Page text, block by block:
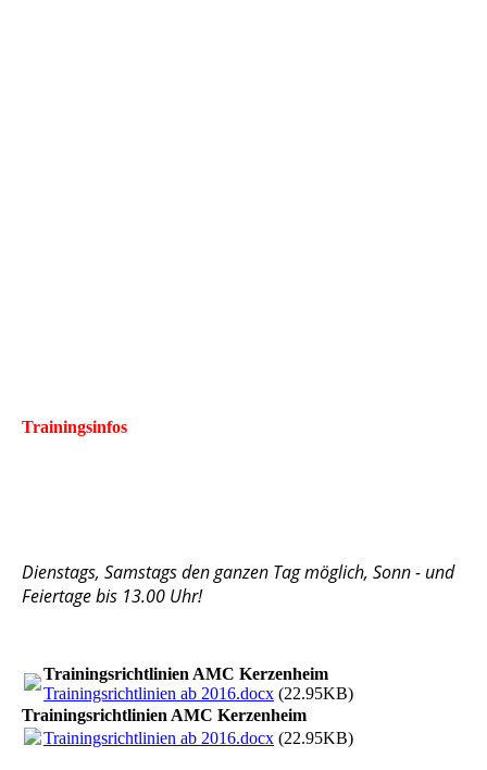
Trainingsinfos
Dienstags, Samstags den ganzen Tag möglich, Sonn - und
Feiertage bis 13.00 Uhr!
Trainingsrichtlinien AMC Kerzenheim
Trainingsrichtlinien ab 2016.docx (22.95KB)
Trainingsrichtlinien AMC Kerzenheim
Trainingsrichtlinien ab 2016.docx (22.95KB)